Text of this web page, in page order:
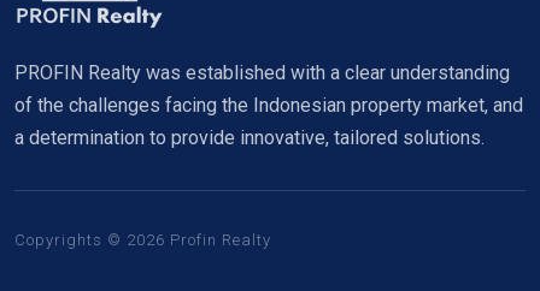
PROFIN Realty was established with a clear understanding
of the challenges facing the Indonesian property market, and
a determination to provide innovative, tailored solutions.
Copyrights © 2026 Profin Realty